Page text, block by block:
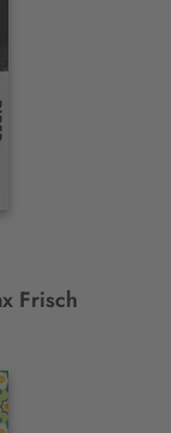
Frisch